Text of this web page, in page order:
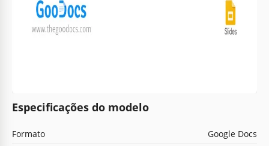
Especificações do modelo
Formato
Google Docs